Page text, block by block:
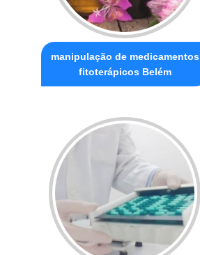
manipulação de medicamentos
fitoterápicos Belém